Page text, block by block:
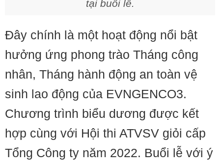
tại buổi lễ.
Đây chính là một hoạt động nổi bật
hưởng ứng phong trào Tháng công
nhân, Tháng hành động an toàn vệ
sinh lao động của EVNGENCO3.
Chương trình biểu dương được kết
hợp cùng với Hội thi ATVSV giỏi cấp
Tổng Công ty năm 2022. Buổi lễ với ý